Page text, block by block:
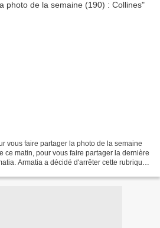
vous faire partager la photo de la semaine
ce matin, pour vous faire partager la dernière
Armatia a décidé d'arrêter cette rubrique